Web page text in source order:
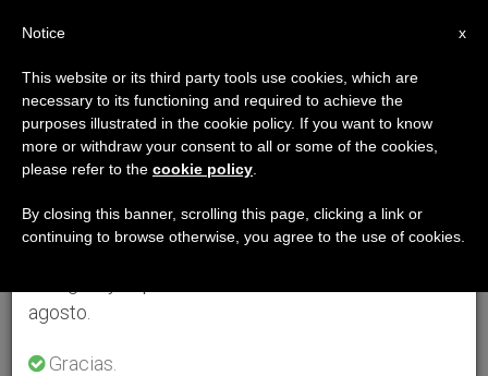
×
Aviso importante
Del 27 de julio al 7 de agosto haremos la pausa
anual, aprovechando que en el periodo de verano
se generan menos informaciones y también el
agosto.
Gracias.
x
Notice
This website or its third party tools use cookies, which are
necessary to its functioning and required to achieve the
purposes illustrated in the cookie policy. If you want to know
more or withdraw your consent to all or some of the cookies,
please refer to the cookie policy
By closing this banner, scrolling this page, clicking a link or
continuing to browse otherwise, you agree to the use of cookies.